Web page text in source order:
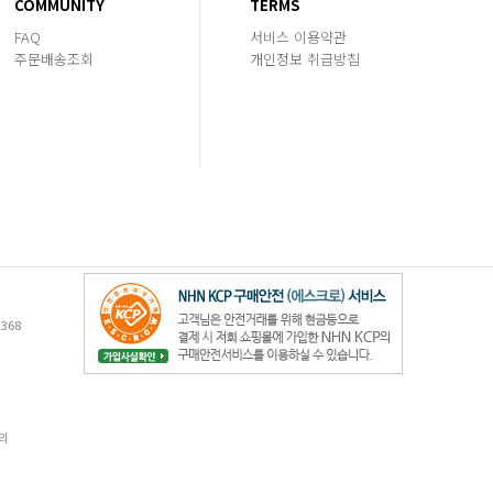
COMMUNITY
FAQ
주문배송조회
TERMS
서비스 이용약관
개인정보 취급방침